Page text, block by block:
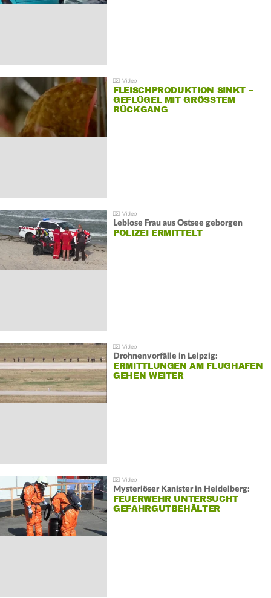
FLEISCHPRODUKTION SINKT –
GEFLÜGEL MIT GRÖSSTEM R
ÜCKGANG
Leblose Frau aus Ostsee geborgen
POLIZEI ERMITTELT
Drohnenvorfälle in Leipzig:
ERMITTLUNGEN AM FLUGHAFEN
GEHEN WEITER
Mysteriöser Kanister in Heidelberg:
FEUERWEHR UNTERSUCHT
GEFAHRGUTBEHÄLTER